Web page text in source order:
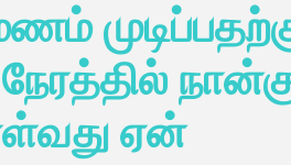
ஏன்